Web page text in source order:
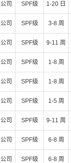
司 SPF级 1-20 日
司 SPF级 3-8 周
司 SPF级 9-11 周
司 SPF级 1-8 周
司 SPF级 1-8 周
司 SPF级 1-5 周
司 SPF级 9-11 周
司 SPF级 6-8 周
司 SPF级 6-8 周